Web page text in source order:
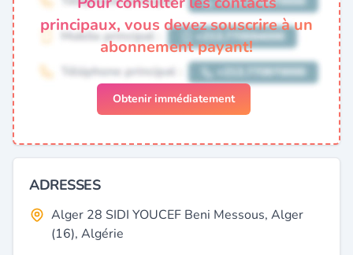
principaux, vous devez souscrire à un
abonnement payant!
Obtenir immédiatement
ADRESSES
Alger 28 SIDI YOUCEF Beni Messous, Alger
(16), Algérie